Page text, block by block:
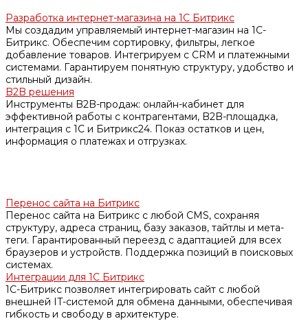
Разработка интернет-магазина на 1С Битрикс
Мы создадим управляемый интернет-магазин на 1С-
Битрикс. Обеспечим сортировку, фильтры, легкое
добавление товаров. Интегрируем с CRM и платежными
системами. Гарантируем понятную структуру, удобство и
стильный дизайн.
B2B решения
Инструменты B2B-продаж: онлайн-кабинет для
эффективной работы с контрагентами, B2B-площадка,
интеграция с 1С и Битрикс24. Показ остатков и цен,
информация о платежах и отгрузках.
Перенос сайта на Битрикс
Перенос сайта на Битрикс с любой CMS, сохраняя
структуру, адреса страниц, базу заказов, тайтлы и мета-
теги. Гарантированный переезд с адаптацией для всех
браузеров и устройств. Поддержка позиций в поисковых
системах.
Интеграции для 1С Битрикс
1С-Битрикс позволяет интегрировать сайт с любой
внешней IT-системой для обмена данными, обеспечивая
гибкость и свободу в архитектуре.